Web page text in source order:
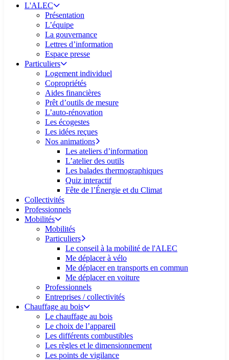
L'ALEC
Présentation
L’équipe
La gouvernance
Lettres d’information
Espace presse
Particuliers
Logement individuel
Copropriétés
Aides financières
Prêt d’outils de mesure
L’auto-rénovation
Les écogestes
Les idées reçues
Nos animations
Les ateliers d’information
L’atelier des outils
Les balades thermographiques
Quiz interactif
Fête de l’Énergie et du Climat
Collectivités
Professionnels
Mobilités
Mobilités
Particuliers
Le conseil à la mobilité de l'ALEC
Me déplacer à vélo
Me déplacer en transports en commun
Me déplacer en voiture
Professionnels
Entreprises / collectivités
Chauffage au bois
Le chauffage au bois
Le choix de l’appareil
Les différents combustibles
Les règles et le dimensionnement
Les points de vigilance